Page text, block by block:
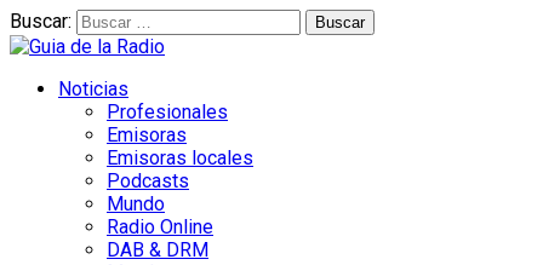
Buscar:
Noticias
Profesionales
Emisoras
Emisoras locales
Podcasts
Mundo
Radio Online
DAB & DRM